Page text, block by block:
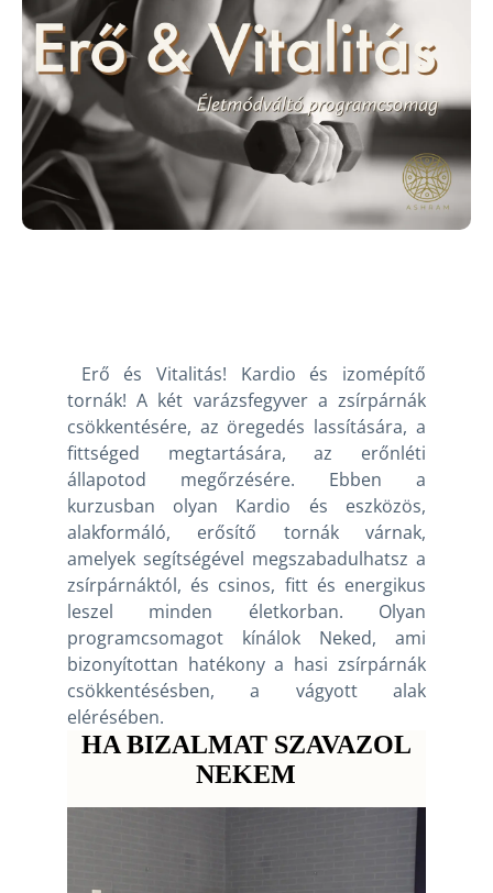
Erő és Vitalitás! Kardio és izomépítő
tornák! A két varázsfegyver a zsírpárnák
csökkentésére, az öregedés lassítására, a
fittséged megtartására, az erőnléti
állapotod megőrzésére. Ebben a
kurzusban olyan Kardio és eszközös,
alakformáló, erősítő tornák várnak,
amelyek segítségével megszabadulhatsz a
zsírpárnáktól, és csinos, fitt és energikus
leszel minden életkorban. Olyan
programcsomagot kínálok Neked, ami
bizonyítottan hatékony a hasi zsírpárnák
csökkentésésben, a vágyott alak
elérésében.
HA BIZALMAT SZAVAZOL
NEKEM